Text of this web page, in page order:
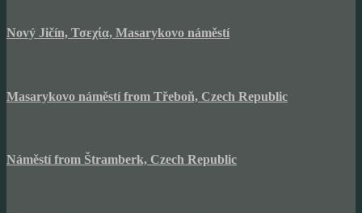
Nový Jičín, Τσεχία, Masarykovo náměstí
Masarykovo náměstí from Třeboň, Czech Republic
Náměstí from Štramberk, Czech Republic